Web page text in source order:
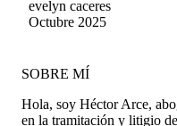
evelyn caceres
Octubre 2025
SOBRE MÍ
Hola, soy Héctor Arce,
en la tramitación y litigio